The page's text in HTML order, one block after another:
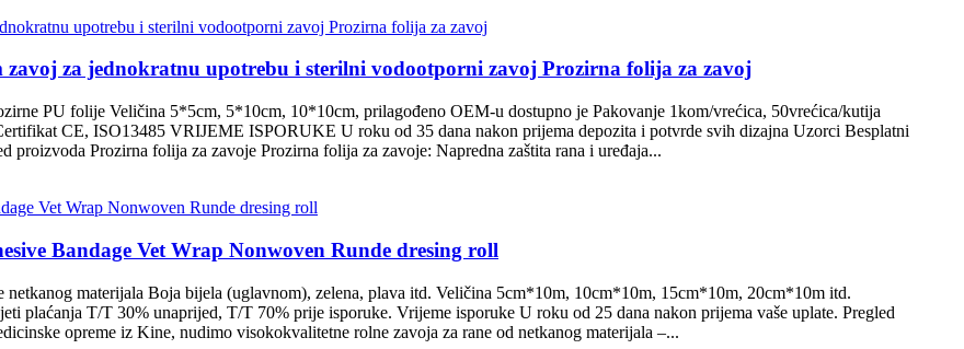
za jednokratnu upotrebu i sterilni vodootporni zavoj Prozirna folija za zavoj
PU folije Veličina 5*5cm, 5*10cm, 10*10cm, prilagođeno OEM-u dostupno je Pakovanje 1kom/vrećica, 50vrećica/kutija
CE, ISO13485 VRIJEME ISPORUKE U roku od 35 dana nakon prijema depozita i potvrde svih dizajna Uzorci Besplatni
proizvoda Prozirna folija za zavoje Prozirna folija za zavoje: Napredna zaštita rana i uređaja...
Bandage Vet Wrap Nonwoven Runde dresing roll
materijala Boja bijela (uglavnom), zelena, plava itd. Veličina 5cm*10m, 10cm*10m, 15cm*10m, 20cm*10m itd.
plaćanja T/T 30% unaprijed, T/T 70% prije isporuke. Vrijeme isporuke U roku od 25 dana nakon prijema vaše uplate. Pregled
opreme iz Kine, nudimo visokokvalitetne rolne zavoja za rane od netkanog materijala –...